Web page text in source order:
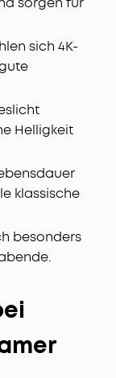
sich 4K-
Helligkeit
klassische
besonders